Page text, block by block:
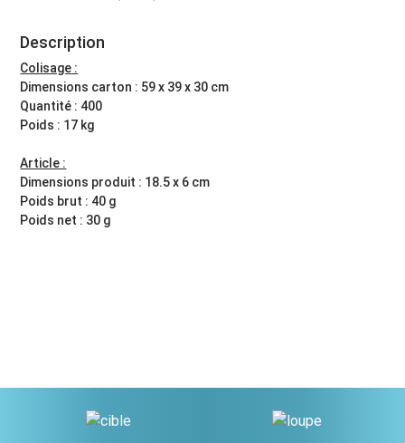
Description
Colisage :
Dimensions carton : 59 x 39 x 30 cm
Quantité : 400
Poids : 17 kg
Article :
Dimensions produit : 18.5 x 6 cm
Poids brut : 40 g
Poids net : 30 g